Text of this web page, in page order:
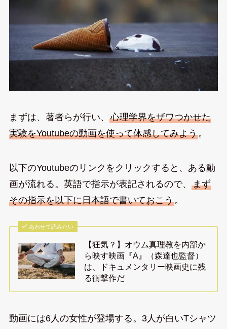
まずは、著者らが行い、 心理学界をザワつかせた
実験をYoutubeの動画を使って体感してみよう。
以下のYoutubeのリンクをクリックすると、ある動
画が流れる。英語で指示が表記されるので、 まず
その指示を以下に日本語で書いておこう。
あわせて読みたい
【狂気？】オウム真理教を内部か
ら映す映画『A』（森達也監督）
は、ドキュメンタリー映画史に残
る衝撃作だ
動画には6人の女性が登場する。3人が白いTシャツ